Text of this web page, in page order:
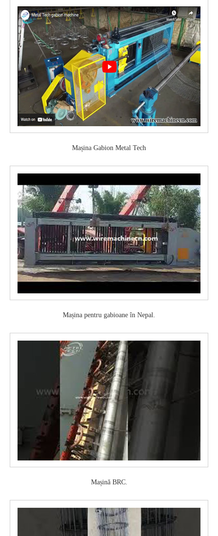
Mașina Gabion Metal Tech
Mașina pentru gabioane în Nepal.
Mașină BRC.